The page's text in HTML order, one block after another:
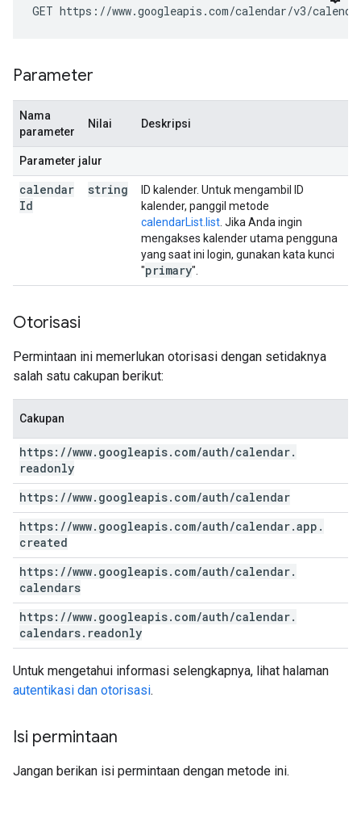
GET https://www.googleapis.com/calendar/v3/
Parameter
Nama
parameter
Nilai Deskripsi
Parameter jalur
calendar
Id
string
ID kalender. Untuk mengambil ID
kalender, panggil metode
calendarList.list . Jika Anda ingin
mengakses kalender utama pengguna
yang saat ini login, gunakan kata kunci
"primary".
Otorisasi
Permintaan ini memerlukan otorisasi dengan setidaknya
salah satu cakupan berikut:
Cakupan
https: //www. googleapis. com/auth/calendar.
readonly
https: //www. googleapis. com/auth/calendar
https: //www. googleapis. com/auth/calendar.app .
created
https: //www. googleapis. com/auth/calendar.
calendars
https: //www. googleapis. com/auth/calendar.
calendars. readonly
Untuk mengetahui informasi selengkapnya, lihat halaman
autentikasi dan otorisasi.
Isi permintaan
Jangan berikan isi permintaan dengan metode ini.